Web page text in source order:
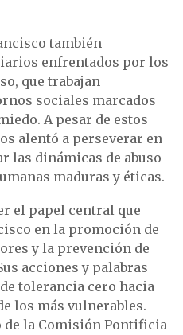
también
enfrentados por los
que trabajan
sociales marcados
A pesar de estos
alentó a perseverar en
las dinámicas de abuso
maduras y éticas.
el papel central que
en la promoción de
y la prevención de
acciones y palabras
tolerancia cero hacia
los más vulnerables.
de la Comisión Pontificia